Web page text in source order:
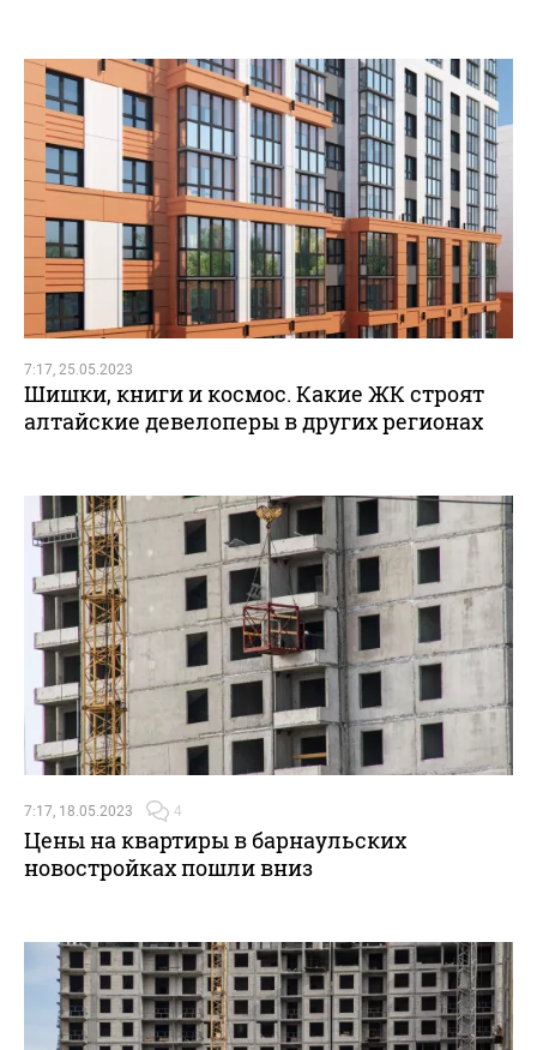
7:17, 25.05.2023
Шишки, книги и космос. Какие ЖК строят
алтайские девелоперы в других регионах
7:17, 18.05.2023 4
Цены на квартиры в барнаульских
новостройках пошли вниз